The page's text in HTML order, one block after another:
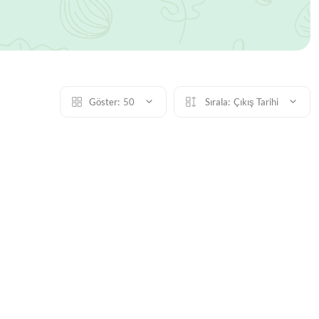
Göster: 50 Sırala: Çıkış Tarihi